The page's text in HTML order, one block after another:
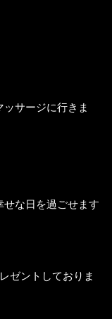
サージに行きま
な日を過ごせます
ゼントしておりま